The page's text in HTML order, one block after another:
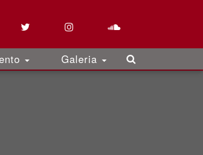
Galeria